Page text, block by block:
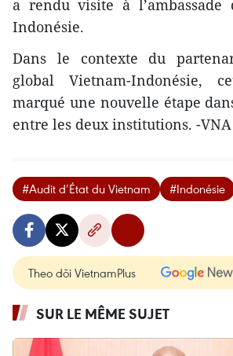
a rendu visite à
Indonésie.
Dans le contexte du
global Vietnam-Indonésie,
marqué une nouvelle étape
entre les deux institutions. -VNA
#Audit d’État du Vietnam #Indonésie
Theo dõi VietnamPlus
SUR LE MÊME SUJET